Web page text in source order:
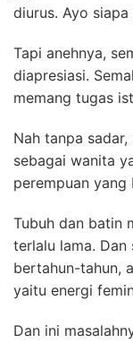
diurus. Ayo
Tapi anehnya,
diapresiasi.
memang tugas
Nah tanpa
sebagai wanita
perempuan yang
Tubuh dan batin
terlalu lama.
bertahun-tahun,
yaitu energi
Dan ini